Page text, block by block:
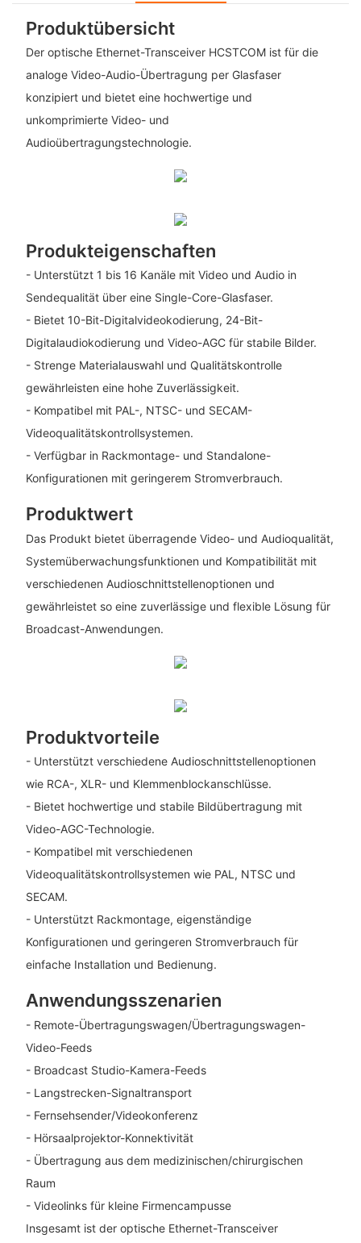
Produktübersicht
Der optische Ethernet-Transceiver HCSTCOM ist für die
analoge Video-Audio-Übertragung per Glasfaser
konzipiert und bietet eine hochwertige und
unkomprimierte Video- und
Audioübertragungstechnologie.
Produkteigenschaften
- Unterstützt 1 bis 16 Kanäle mit Video und Audio in
Sendequalität über eine Single-Core-Glasfaser.
- Bietet 10-Bit-Digitalvideokodierung, 24-Bit-
Digitalaudiokodierung und Video-AGC für stabile Bilder.
- Strenge Materialauswahl und Qualitätskontrolle
gewährleisten eine hohe Zuverlässigkeit.
- Kompatibel mit PAL-, NTSC- und SECAM-
Videoqualitätskontrollsystemen.
- Verfügbar in Rackmontage- und Standalone-
Konfigurationen mit geringerem Stromverbrauch.
Produktwert
Das Produkt bietet überragende Video- und Audioqualität,
Systemüberwachungsfunktionen und Kompatibilität mit
verschiedenen Audioschnittstellenoptionen und
gewährleistet so eine zuverlässige und flexible Lösung für
Broadcast-Anwendungen.
Produktvorteile
- Unterstützt verschiedene Audioschnittstellenoptionen
wie RCA-, XLR- und Klemmenblockanschlüsse.
- Bietet hochwertige und stabile Bildübertragung mit
Video-AGC-Technologie.
- Kompatibel mit verschiedenen
Videoqualitätskontrollsystemen wie PAL, NTSC und
SECAM.
- Unterstützt Rackmontage, eigenständige
Konfigurationen und geringeren Stromverbrauch für
einfache Installation und Bedienung.
Anwendungsszenarien
- Remote-Übertragungswagen/Übertragungswagen-
Video-Feeds
- Broadcast Studio-Kamera-Feeds
- Langstrecken-Signaltransport
- Fernsehsender/Videokonferenz
- Hörsaalprojektor-Konnektivität
- Übertragung aus dem medizinischen/chirurgischen
Raum
- Videolinks für kleine Firmencampusse
Insgesamt ist der optische Ethernet-Transceiver